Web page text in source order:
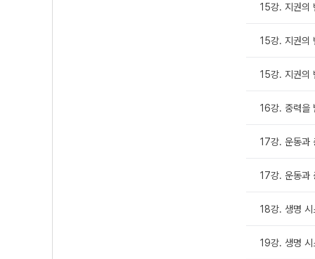
15강. 지권의
15강. 지권의
15강. 지권의
16강. 중력을
17강. 운동과
17강. 운동과
18강. 생명 시
19강. 생명 시